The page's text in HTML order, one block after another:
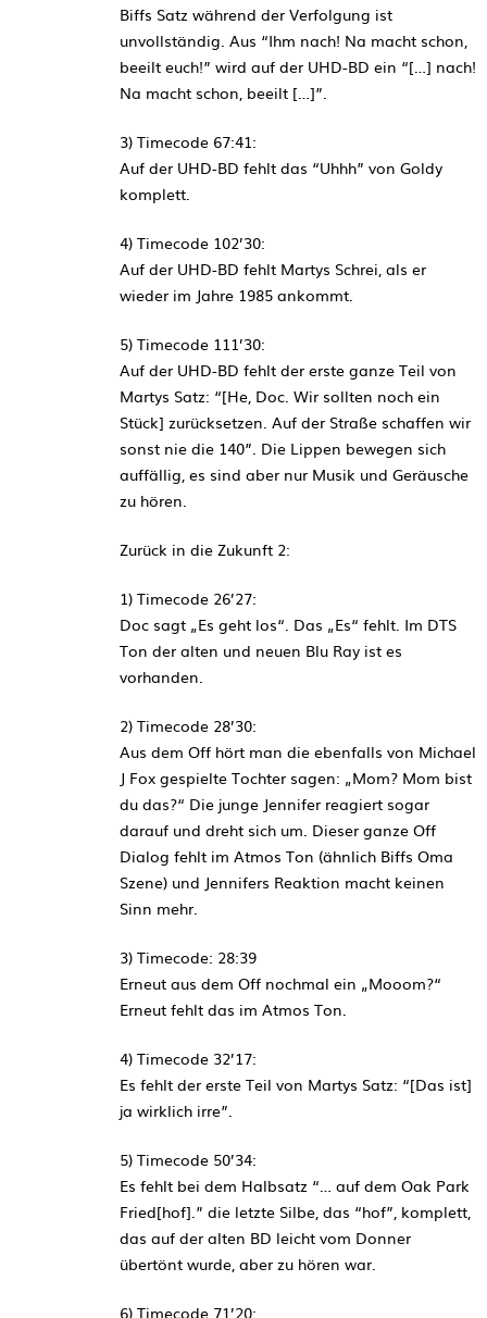
Biffs Satz während der Verfolgung ist
unvollständig. Aus “Ihm nach! Na macht schon,
beeilt euch!” wird auf der UHD-BD ein “[…] nach!
Na macht schon, beeilt […]”.
3) Timecode 67:41:
Auf der UHD-BD fehlt das “Uhhh” von Goldy
komplett.
4) Timecode 102’30:
Auf der UHD-BD fehlt Martys Schrei, als er
wieder im Jahre 1985 ankommt.
5) Timecode 111’30:
Auf der UHD-BD fehlt der erste ganze Teil von
Martys Satz: “[He, Doc. Wir sollten noch ein
Stück] zurücksetzen. Auf der Straße schaffen wir
sonst nie die 140”. Die Lippen bewegen sich
auffällig, es sind aber nur Musik und Geräusche
zu hören.
Zurück in die Zukunft 2:
1) Timecode 26’27:
Doc sagt „Es geht los“. Das „Es“ fehlt. Im DTS
Ton der alten und neuen Blu Ray ist es
vorhanden.
2) Timecode 28’30:
Aus dem Off hört man die ebenfalls von Michael
J Fox gespielte Tochter sagen: „Mom? Mom bist
du das?“ Die junge Jennifer reagiert sogar
darauf und dreht sich um. Dieser ganze Off
Dialog fehlt im Atmos Ton (ähnlich Biffs Oma
Szene) und Jennifers Reaktion macht keinen
Sinn mehr.
3) Timecode: 28:39
Erneut aus dem Off nochmal ein „Mooom?“
Erneut fehlt das im Atmos Ton.
4) Timecode 32’17:
Es fehlt der erste Teil von Martys Satz: “[Das ist]
ja wirklich irre”.
5) Timecode 50’34:
Es fehlt bei dem Halbsatz “… auf dem Oak Park
Fried[hof].” die letzte Silbe, das “hof”, komplett,
das auf der alten BD leicht vom Donner
übertönt wurde, aber zu hören war.
6) Timecode 71’20: